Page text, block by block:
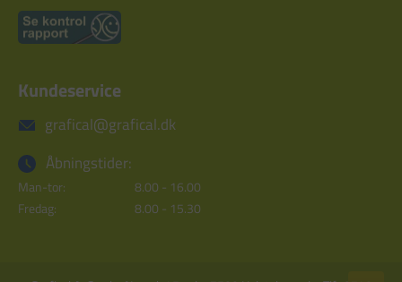
Kundeservice
grafical@grafical.dk
Åbningstider:
Man-tor:
8.00 - 16.00
Fredag:
8.00 - 15.30